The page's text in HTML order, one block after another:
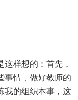
样想的：首先，
事情，做好教师的
我的组织本事，这